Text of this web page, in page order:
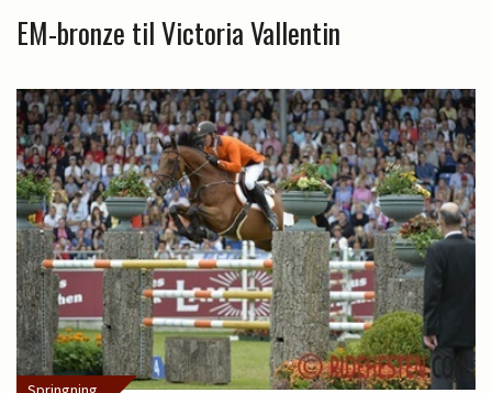
EM-bronze til Victoria Vallentin